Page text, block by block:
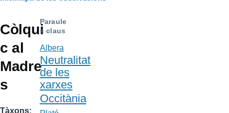
d'Ariadna
Còlqui
c al
Madre
s
Tàxons
Paraule
s claus
Albera
Neutralitat
de les
xarxes
Occitània